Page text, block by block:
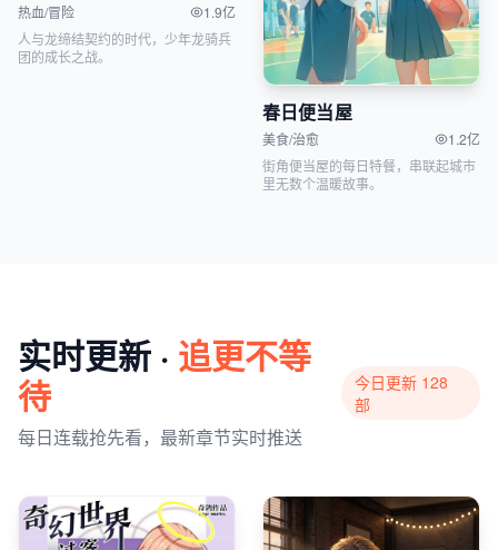
热血/冒险
1.9亿
人与龙缔结契约的时代，少年龙骑兵
团的成长之战。
春日便当屋
美食/治愈
1.2亿
街角便当屋的每日特餐，串联起城市
里无数个温暖故事。
实时更新 · 追更不等
待
每日连载抢先看，最新章节实时推送
今日更新 128
部